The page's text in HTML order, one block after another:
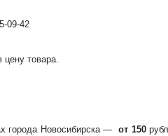
09-42
цену товара.
города Новосибирска — от 150